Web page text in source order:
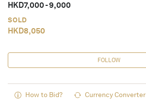
HKD7,000-9,000
SOLD
HKD8,050
FOLLOW
How to Bid? Currency Converter